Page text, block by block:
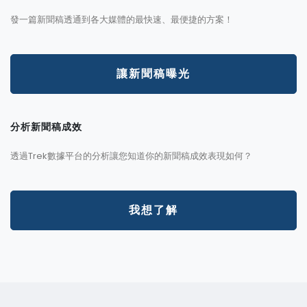
發一篇新聞稿透通到各大媒體的最快速、最便捷的方案！
讓新聞稿曝光
分析新聞稿成效
透過Trek數據平台的分析讓您知道你的新聞稿成效表現如何？
我想了解